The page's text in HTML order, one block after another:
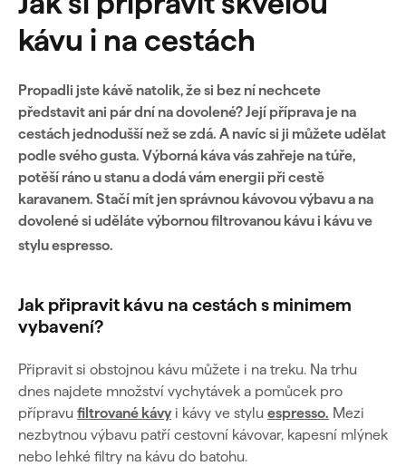
kávu i na cestách
Propadli jste kávě natolik, že si bez ní nechcete
představit ani pár dní na dovolené? Její příprava je na
cestách jednodušší než se zdá. A navíc si ji můžete udělat
podle svého gusta. Výborná káva vás zahřeje na túře,
potěší ráno u stanu a dodá vám energii při cestě
karavanem. Stačí mít jen správnou kávovou výbavu a na
dovolené si uděláte výbornou filtrovanou kávu i kávu ve
stylu espresso.
Jak připravit kávu na cestách s minimem
vybavení?
Připravit si obstojnou kávu můžete i na treku. Na trhu
dnes najdete množství vychytávek a pomůcek pro
přípravu filtrované kávyi kávy ve stylu espresso. Mezi
nezbytnou výbavu patří cestovní kávovar, kapesní mlýnek
nebo lehké filtry na kávu do batohu.